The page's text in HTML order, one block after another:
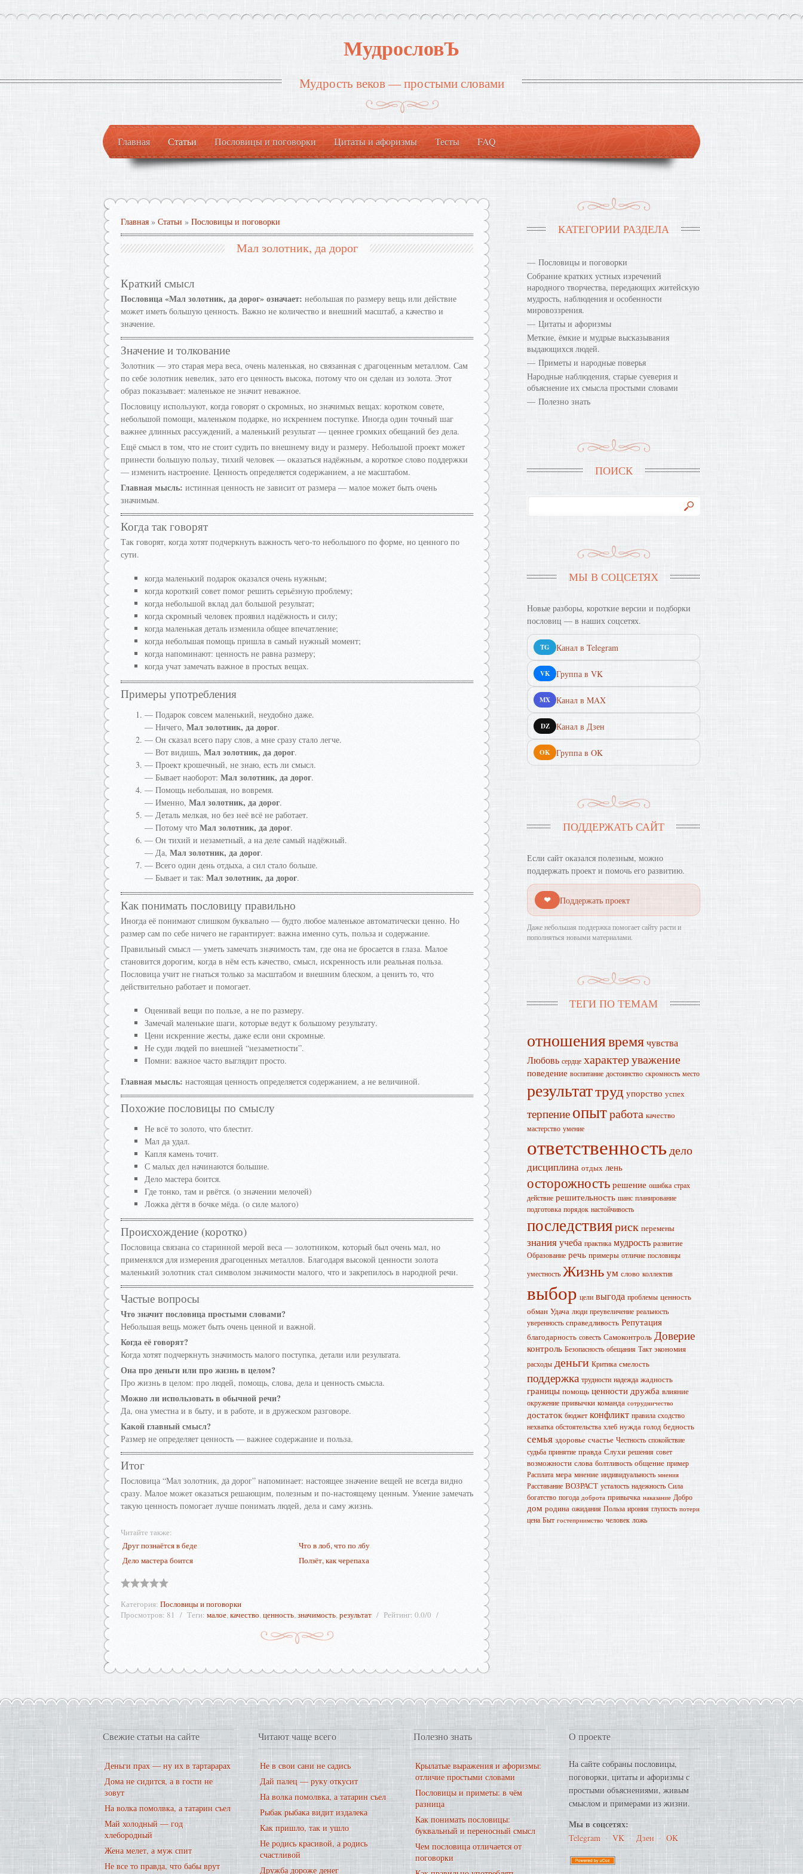
МудрословЪ
Мудрость веков — простыми словами
Главная Статьи Пословицы и поговорки Цитаты и афоризмы Тесты FAQ
Главная » Статьи » Пословицы и поговорки
Мал золотник, да дорог
Краткий смысл
Пословица «Мал золотник, да дорог» означает: небольшая по размеру вещь или действие
может иметь большую ценность. Важно не количество и внешний масштаб, а качество и
значение.
Значение и толкование
Золотник — это старая мера веса, очень маленькая, но связанная с драгоценным металлом. Сам
по себе золотник невелик, зато его ценность высока, потому что он сделан из золота. Этот
образ показывает: маленькое не значит неважное.
Пословицу используют, когда говорят о скромных, но значимых вещах: коротком совете,
небольшой помощи, маленьком подарке, но искреннем поступке. Иногда один точный шаг
важнее длинных рассуждений, а маленький результат — ценнее громких обещаний без дела.
Ещё смысл в том, что не стоит судить по внешнему виду и размеру. Небольшой проект может
принести большую пользу, тихий человек — оказаться надёжным, а короткое слово поддержки
— изменить настроение. Ценность определяется содержанием, а не масштабом.
Главная мысль: истинная ценность не зависит от размера — малое может быть очень
значимым.
Когда так говорят
Так говорят, когда хотят подчеркнуть важность чего-то небольшого по форме, но ценного по
сути.
когда маленький подарок оказался очень нужным;
когда короткий совет помог решить серьёзную проблему;
когда небольшой вклад дал большой результат;
когда скромный человек проявил надёжность и силу;
когда маленькая деталь изменила общее впечатление;
когда небольшая помощь пришла в самый нужный момент;
когда напоминают: ценность не равна размеру;
когда учат замечать важное в простых вещах.
Примеры употребления
— Подарок совсем маленький, неудобно даже.
— Ничего, Мал золотник, да дорог.
— Он сказал всего пару слов, а мне сразу стало легче.
— Вот видишь, Мал золотник, да дорог.
— Проект крошечный, не знаю, есть ли смысл.
— Бывает наоборот: Мал золотник, да дорог.
— Помощь небольшая, но вовремя.
— Именно, Мал золотник, да дорог.
— Деталь мелкая, но без неё всё не работает.
— Потому что Мал золотник, да дорог.
— Он тихий и незаметный, а на деле самый надёжный.
— Да, Мал золотник, да дорог.
— Всего один день отдыха, а сил стало больше.
— Бывает и так: Мал золотник, да дорог.
Как понимать пословицу правильно
Иногда её понимают слишком буквально — будто любое маленькое автоматически ценно. Но
размер сам по себе ничего не гарантирует: важна именно суть, польза и содержание.
Правильный смысл — уметь замечать значимость там, где она не бросается в глаза. Малое
становится дорогим, когда в нём есть качество, смысл, искренность или реальная польза.
Пословица учит не гнаться только за масштабом и внешним блеском, а ценить то, что
действительно работает и помогает.
Оценивай вещи по пользе, а не по размеру.
Замечай маленькие шаги, которые ведут к большому результату.
Цени искренние жесты, даже если они скромные.
Не суди людей по внешней “незаметности”.
Помни: важное часто выглядит просто.
Главная мысль: настоящая ценность определяется содержанием, а не величиной.
Похожие пословицы по смыслу
Не всё то золото, что блестит.
Мал да удал.
Капля камень точит.
С малых дел начинаются большие.
Дело мастера боится.
Где тонко, там и рвётся. (о значении мелочей)
Ложка дёгтя в бочке мёда. (о силе малого)
Происхождение (коротко)
Пословица связана со старинной мерой веса — золотником, который был очень мал, но
применялся для измерения драгоценных металлов. Благодаря высокой ценности золота
маленький золотник стал символом значимости малого, что и закрепилось в народной речи.
Частые вопросы
Что значит пословица простыми словами?
Небольшая вещь может быть очень ценной и важной.
Когда её говорят?
Когда хотят подчеркнуть значимость малого поступка, детали или результата.
Она про деньги или про жизнь в целом?
Про жизнь в целом: про людей, помощь, слова, дела и ценность смысла.
Можно ли использовать в обычной речи?
Да, она уместна и в быту, и в работе, и в дружеском разговоре.
Какой главный смысл?
Размер не определяет ценность — важнее содержание и польза.
Итог
Пословица “Мал золотник, да дорог” напоминает: настоящее значение вещей не всегда видно
сразу. Малое может оказаться решающим, полезным и по-настоящему ценным. Умение замечать
такую ценность помогает лучше понимать людей, дела и саму жизнь.
Читайте также:
Друг познаётся в беде
Что в лоб, что по лбу
Дело мастера боится
Ползёт, как черепаха
Категория: Пословицы и поговорки
Просмотров: 81 Теги: малое,качество,ценность,значимость,результат Рейтинг: 0.0/0
КАТЕГОРИИ РАЗДЕЛА
Пословицы и поговорки
Собрание кратких устных изречений
народного творчества, передающих житейскую
мудрость, наблюдения и особенности
мировоззрения.
Цитаты и афоризмы
Меткие, ёмкие и мудрые высказывания
выдающихся людей.
Приметы и народные поверья
Народные наблюдения, старые суеверия и
объяснение их смысла простыми словами
Полезно знать
ПОИСК
МЫ В СОЦСЕТЯХ
Новые разборы, короткие версии и подборки
пословиц — в наших соцсетях.
TG Канал в Telegram
VK Группа в VK
MX Канал в MAX
DZ Канал в Дзен
OK Группа в OK
ПОДДЕРЖАТЬ САЙТ
Если сайт оказался полезным, можно
поддержать проект и помочь его развитию.
❤ Поддержать проект
Даже небольшая поддержка помогает сайту расти и
пополняться новыми материалами.
ТЕГИ ПО ТЕМАМ
отношениявремячувства
Любовь сердце характеруважение
поведение воспитание достоинство скромность место
результаттруд упорство успех
терпение опытработа качество
мастерство умение
ответственностьдело
дисциплина отдых лень
осторожность решение ошибка страх
действие решительность шанс планирование
подготовка порядок настойчивость
последствияриск перемены
знанияучеба практика мудрость развитие
Образование речь примеры отличие пословицы
уместность Жизньум слово коллектив
выбор цели выгода проблемы ценность
обман Удача люди преувеличение реальность
уверенность справедливость Репутация
благодарность совесть Самоконтроль Доверие
контроль Безопасность обещания Такт экономия
расходы деньги Критика смелость
поддержка трудности надежда жадность
границы помощь ценности дружба влияние
окружение привычки команда сотрудничество
достаток бюджет конфликт правила сходство
нехватка обстоятельства хлеб нужда голод бедность
семья здоровье счастье Честность спокойствие
судьба принятие правда Слухи решения совет
возможности слова болтливость общение пример
Расплата мера мнение индивидуальность мнения
Расставание ВОЗРАСТ усталость надежность Сила
богатство погода доброта привычка наказание Добро
дом родина ожидания Польза ирония глупость потери
цена Быт гостеприимство человек ложь
Свежие статьи на сайте
Деньги прах — ну их в тартарарах
Дома не сидится, а в гости не
зовут
На волка помолвка, а татарин съел
Май холодный — год
хлебородный
Жена мелет, а муж спит
Не все то правда, что бабы врут
Читают чаще всего
Не в свои сани не садись
Дай палец — руку откусит
На волка помолвка, а татарин съел
Рыбак рыбака видит издалека
Как пришло, так и ушло
Не родись красивой, а родись
счастливой
Дружба дороже денег
Полезно знать
Крылатые выражения и афоризмы:
отличие простыми словами
Пословицы и приметы: в чём
разница
Как понимать пословицы:
буквальный и переносный смысл
Чем пословица отличается от
поговорки
О проекте
На сайте собраны пословицы,
поговорки, цитаты и афоризмы с
простыми объяснениями, живым
смыслом и примерами из жизни.
Мы в соцсетях:
Telegram · VK · Дзен · OK